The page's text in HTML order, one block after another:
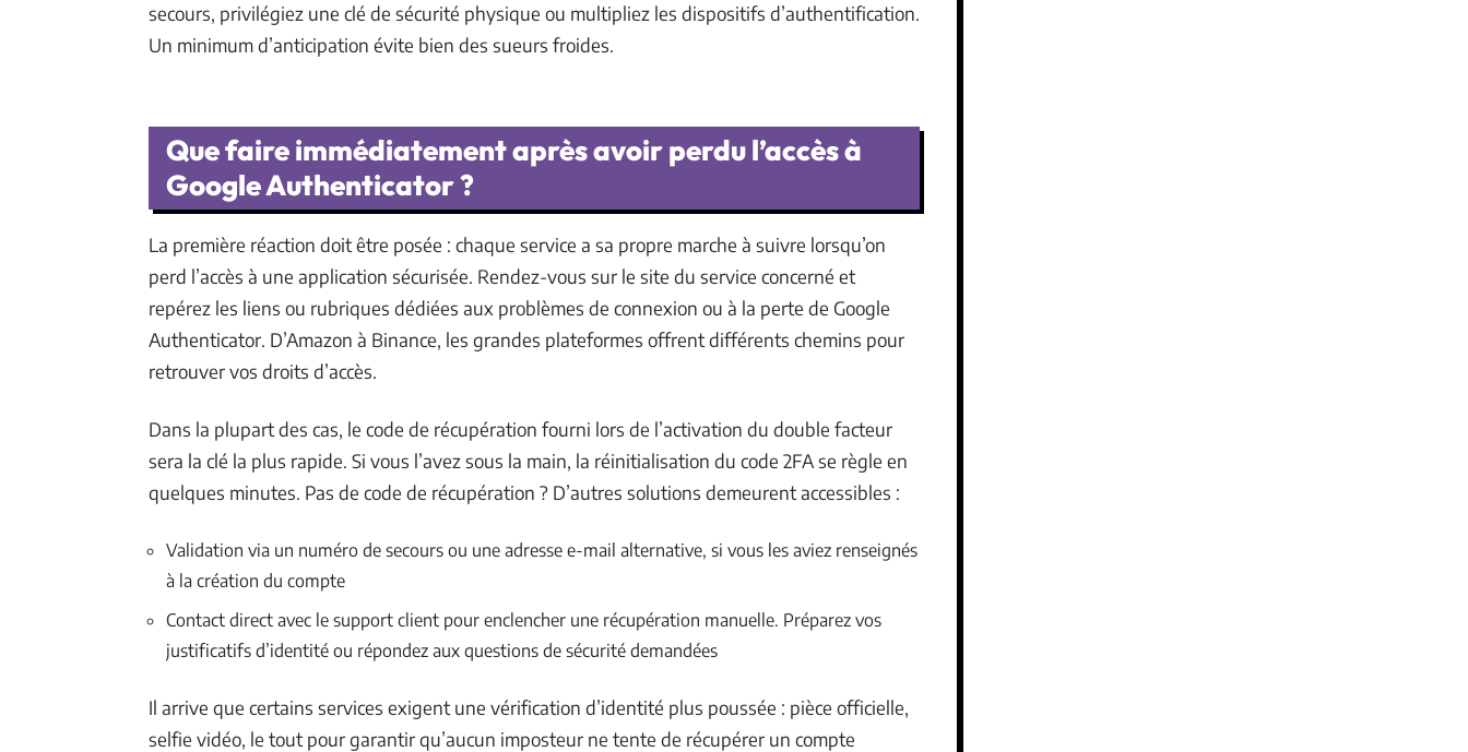
secours, privilégiez une clé de sécurité physique ou multipliez les dispositifs d’authentification.
Un minimum d’anticipation évite bien des sueurs froides.
Que faire immédiatement après avoir perdu l’accès à
Google Authenticator ?
La première réaction doit être posée : chaque service a sa propre marche à suivre lorsqu’on
perd l’accès à une application sécurisée. Rendez-vous sur le site du service concerné et
repérez les liens ou rubriques dédiées aux problèmes de connexion ou à la perte de Google
Authenticator. D’Amazon à Binance, les grandes plateformes offrent différents chemins pour
retrouver vos droits d’accès.
Dans la plupart des cas, le code de récupération fourni lors de l’activation du double facteur
sera la clé la plus rapide. Si vous l’avez sous la main, la réinitialisation du code 2FA se règle en
quelques minutes. Pas de code de récupération ? D’autres solutions demeurent accessibles :
Validation via un numéro de secours ou une adresse e-mail alternative, si vous les aviez renseignés
à la création du compte
Contact direct avec le support client pour enclencher une récupération manuelle. Préparez vos
justificatifs d’identité ou répondez aux questions de sécurité demandées
Il arrive que certains services exigent une vérification d’identité plus poussée : pièce officielle,
selfie vidéo, le tout pour garantir qu’aucun imposteur ne tente de récupérer un compte